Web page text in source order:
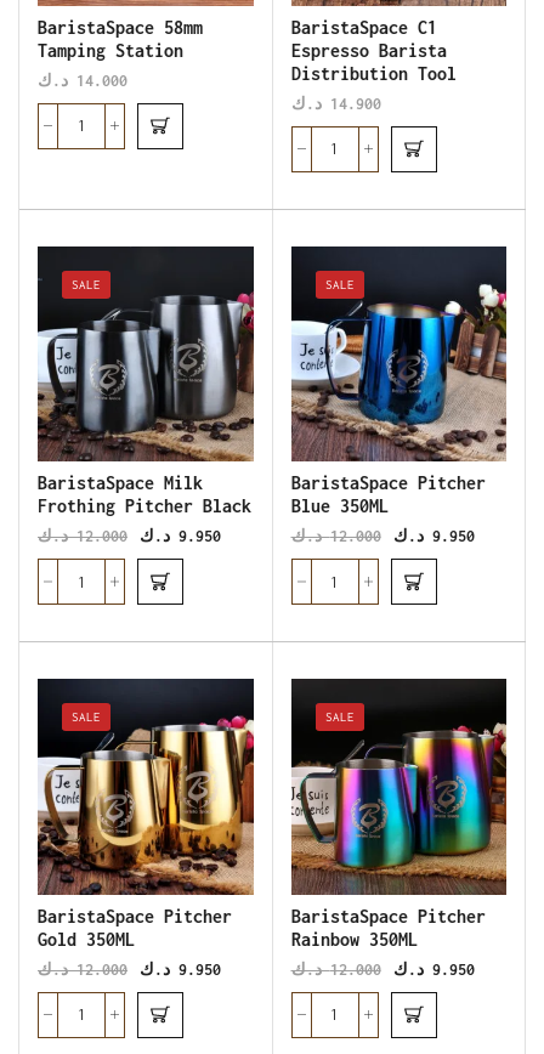
BaristaSpace 58mm
Tamping Station
14.000 د.ك
BaristaSpace C1
Espresso Barista
Distribution Tool
14.900 د.ك
SALE
BaristaSpace Milk
Frothing Pitcher Black
12.000 د.ك 9.950 د.ك
SALE
BaristaSpace Pitcher
Blue 350ML
12.000 د.ك 9.950 د.ك
SALE
BaristaSpace Pitcher
Gold 350ML
12.000 د.ك 9.950 د.ك
SALE
BaristaSpace Pitcher
Rainbow 350ML
12.000 د.ك 9.950 د.ك